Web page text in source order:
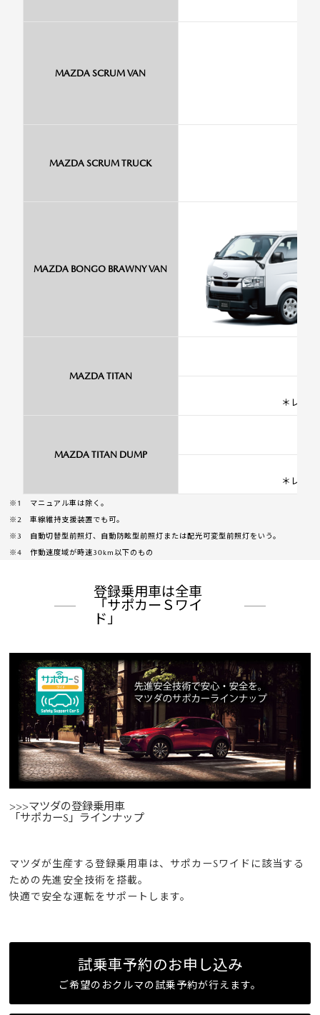
MAZDA SCRUM VAN
MAZDA SCRUM TRUCK
MAZDA BONGO BRAWNY VAN
MAZDA TITAN
＊レス
MAZDA TITAN DUMP
＊レス
※1 マニュアル車は除く。
※2 車線維持支援装置でも可。
※3 自動切替型前照灯、自動防眩型前照灯または配光可変型前照灯をいう。
※4 作動速度域が時速30km以下のもの
登録乗用車は全車
「サポカーＳワイ
ド」
>>>マツダの登録乗用車
「サポカーS」 ラインナップ
マツダが生産する登録乗用車は、サポカーSワイドに該当する
ための先進安全技術を搭載。
快適で安全な運転をサポートします。
試乗車予約のお申し込み
ご希望のおクルマの試乗予約が行えます。